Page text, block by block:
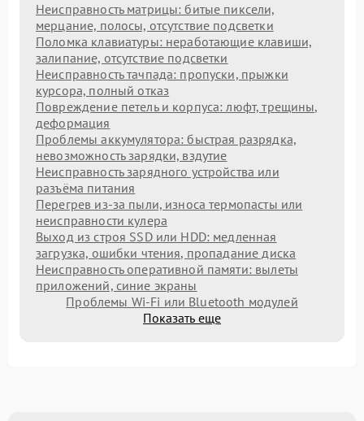
Неисправность матрицы: битые пиксели,
мерцание, полосы, отсутствие подсветки
Поломка клавиатуры: неработающие клавиши,
залипание, отсутствие подсветки
Неисправность тачпада: пропуски, прыжки
курсора, полный отказ
Повреждение петель и корпуса: люфт, трещины,
деформация
Проблемы аккумулятора: быстрая разрядка,
невозможность зарядки, вздутие
Неисправность зарядного устройства или
разъёма питания
Перегрев из‑за пыли, износа термопасты или
неисправности кулера
Выход из строя SSD или HDD: медленная
загрузка, ошибки чтения, пропадание диска
Неисправность оперативной памяти: вылеты
приложений, синие экраны
Проблемы Wi‑Fi или Bluetooth модулей
Показать еще